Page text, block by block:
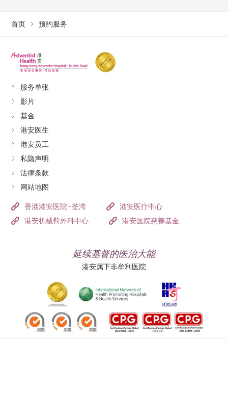
首页 预约服务
服务单张
影片
基金
港安医生
港安员工
私隐声明
法律条款
网站地图
香港港安医院–荃湾
港安医疗中心
港安机械臂外科中心
港安医院慈善基金
延续基督的医治大能
港安属下非牟利医院